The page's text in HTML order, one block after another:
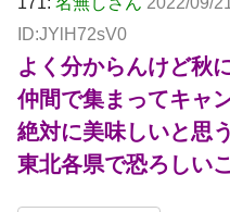
ID:JYlH72sV0
よく分からんけど秋
仲間で集まってキャ
絶対に美味しいと思
東北各県で恐ろしい